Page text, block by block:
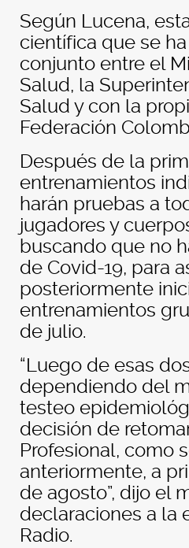
Según Lucena,
científica que se
conjunto entre el
Salud, la
Salud y con la
Federación
Después de la
entrenamientos
harán pruebas a
jugadores y
buscando que no
de Covid-19, para
posteriormente
entrenamientos
de julio.
“Luego de esas
dependiendo del
testeo
decisión de
Profesional, como
anteriormente, a
de agosto”, dijo el
declaraciones a la
Radio.